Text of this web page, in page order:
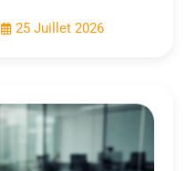
25 Juillet 2026